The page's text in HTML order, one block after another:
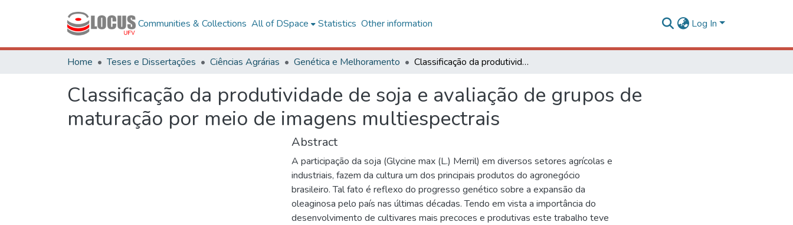
Communities & Collections All of DSpace Statistics Other information Log In
Home Teses e Dissertações Ciências Agrárias Genética e Melhoramento Classificação da produtividade de soja e avaliação de grupos de maturação por meio de imagens multiespectrais
Classificação da produtividade de soja e avaliação de grupos de
maturação por meio de imagens multiespectrais
Abstract
A participação da soja (Glycine max (L.) Merril) em diversos setores agrícolas e
industriais, fazem da cultura um dos principais produtos do agronegócio
brasileiro. Tal fato é reflexo do progresso genético sobre a expansão da
oleaginosa pelo país nas últimas décadas. Tendo em vista a importância do
desenvolvimento de cultivares mais precoces e produtivas este trabalho teve